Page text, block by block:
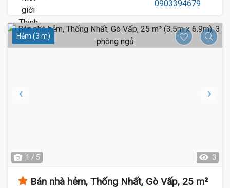
Hẻm (3 m)
1 / 5 3
Bán nhà hẻm, Thống Nhất, Gò Vấp, 25 m²